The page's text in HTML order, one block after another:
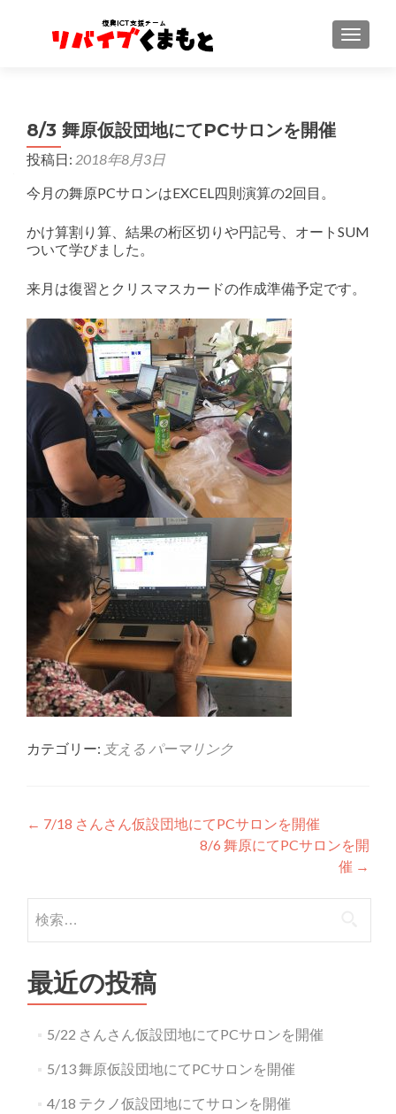
ナビゲ
8/3 舞原仮設団地にてPCサロンを開催
投稿日: 2018年8月3日
今月の舞原PCサロンはEXCEL四則演算の2回目。
かけ算割り算、結果の桁区切りや円記号、オートSUM
ついて学びました。
来月は復習とクリスマスカードの作成準備予定です。
カテゴリー: 支える パーマリンク
投稿ナビゲーション
← 7/18 さんさん仮設団地にてPCサロンを開催
8/6 舞原にてPCサロンを開
催 →
検索:
最近の投稿
5/22 さんさん仮設団地にてPCサロンを開催
5/13 舞原仮設団地にてPCサロンを開催
4/18 テクノ仮設団地にてサロンを開催